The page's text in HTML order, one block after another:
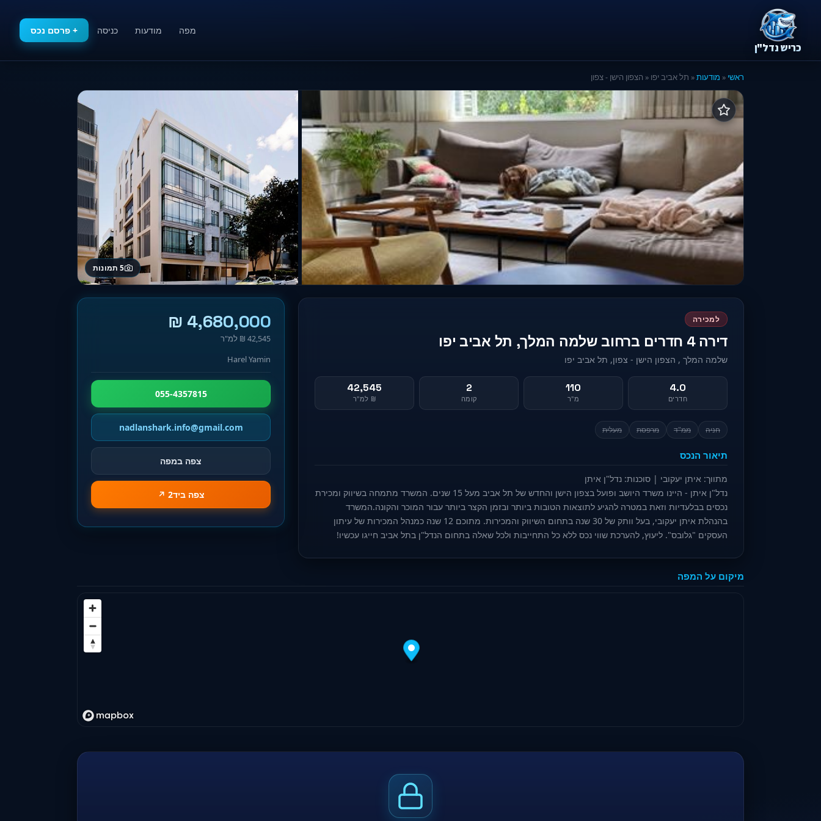
כריש נדל"ן
מפה מודעות כניסה + פרסם נכס
ראשי « מודעות« תל אביב יפו « הצפון הישן - צפון
5 תמונות
למכירה
דירה 4 חדרים ברחוב שלמה המלך, תל אביב יפו
שלמה המלך , הצפון הישן - צפון, תל אביב יפו
4.0
חדרים
110
מ"ר
2
קומה
42,545
₪ למ"ר
חניה ממ"ד מרפסת מעלית
תיאור הנכס
נדל"ן איתן - היינו משרד היושב ופועל בצפון הישן והחדש של תל אביב מעל 15 שנים. המשרד מתמחה בשיווק ומכירת
נכסים בבלעדיות וזאת במטרה להגיע לתוצאות הטובות ביותר ובזמן הקצר ביותר עבור המוכר והקונה.המשרד
בהנהלת איתן יעקובי, בעל וותק של 30 שנה בתחום השיווק והמכירות. מתוכם 12 שנה כמנהל המכירות של עיתון
העסקים "גלובס". ליעוץ, להערכת שווי נכס ללא כל התחייבות ולכל שאלה בתחום הנדל"ן בתל אביב חייגו עכשיו!
4,680,000 ₪
42,545 ₪ למ"ר
Harel Yamin
055-4357815
nadlanshark.info@gmail.com
צפה במפה
צפה ביד2 ↗
מיקום על המפה